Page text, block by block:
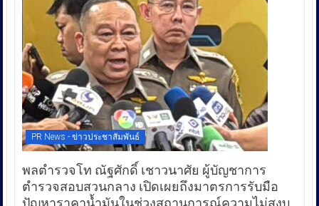
PR News - ข่าวประชาสัมพันธ์
พลตำรวจโท ณัฐศักดิ์ เชาวนาศัย ผู้บัญชาการ
ตำรวจสอบสวนกลาง เปิดเผยถึงมาตรการรับมือ
ปัญหาราคาน้ำมันในช่วงสถานการณ์ความไม่สงบ